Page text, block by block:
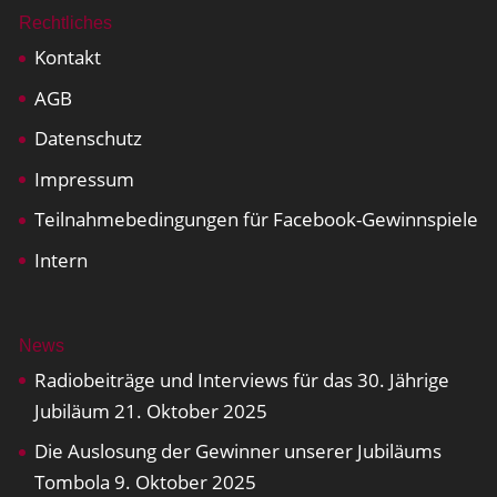
Rechtliches
Kontakt
AGB
Datenschutz
Impressum
Teilnahmebedingungen für Facebook-Gewinnspiele
Intern
News
Radiobeiträge und Interviews für das 30. Jährige
Jubiläum 21. Oktober 2025
Die Auslosung der Gewinner unserer Jubiläums
Tombola 9. Oktober 2025